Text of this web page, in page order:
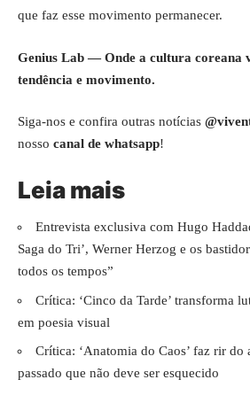
que faz esse movimento permanecer.
Genius Lab — Onde a cultura coreana
tendência e movimento.
Siga-nos e confira outras notícias
nosso canal de whatsapp!
Leia mais
Entrevista exclusiva com Hugo
Saga do Tri’, Werner Herzog e os
todos os tempos”
Crítica: ‘Cinco da Tarde’ transforma
em poesia visual
Crítica: ‘Anatomia do Caos’ faz rir do
passado que não deve ser esquecido